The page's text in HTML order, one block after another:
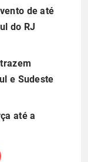
de até
do RJ
e Sudeste
até a